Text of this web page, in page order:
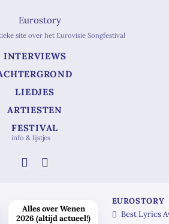
site over het Eurovisie Songfestival
INTERVIEWS
LIEDJES
ARTIESTEN
FESTIVAL
info & lijstjes
Alles over Wenen
2026 (altijd actueel!)
EUROSTORY
Best Lyrics